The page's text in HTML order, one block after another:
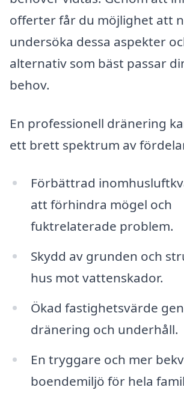
offerter får du möjlighet att
undersöka dessa aspekter
alternativ som bäst passar
behov.
En professionell dränering
ett brett spektrum av
Förbättrad
att förhindra mögel och
fuktrelaterade problem.
Skydd av grunden och
hus mot vattenskador.
Ökad fastighetsvärde
dränering och underhåll.
En tryggare och mer
boendemiljö för hela